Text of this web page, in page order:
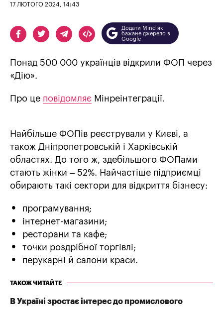
17 ЛЮТОГО 2024, 14:43
Додати Mind як
бажане джерело в
Google
Понад 500 000 українців відкрили ФОП через
«Дію».
Про це повідомляє Мінреінтеграції.
Найбільше ФОПів реєстрували у Києві, а
також Дніпропетровській і Харківській
областях. До того ж, здебільшого ФОПами
стають жінки – 52%. Найчастіше підприємці
обирають такі сектори для відкриття бізнесу:
програмування;
інтернет-магазини;
ресторани та кафе;
точки роздрібної торгівлі;
перукарні й салони краси.
ТАКОЖ ЧИТАЙТЕ
В Україні зростає інтерес до промислового